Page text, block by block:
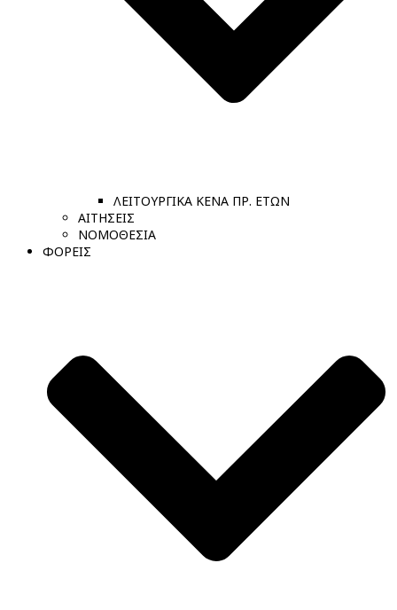
ΛΕΙΤΟΥΡΓΙΚΑ ΚΕΝΑ ΠΡ. ΕΤΩΝ
ΑΙΤΗΣΕΙΣ
ΝΟΜΟΘΕΣΙΑ
ΦΟΡΕΙΣ